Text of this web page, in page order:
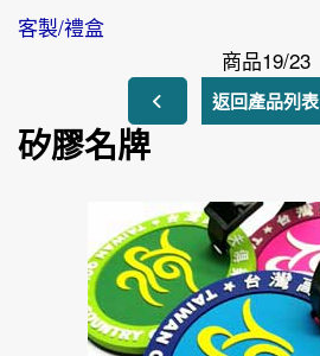
客製/禮盒
商品19/23
返回產品列表
矽膠名牌